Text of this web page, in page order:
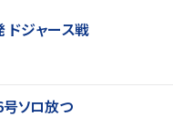
ドジャース戦
ソロ放つ